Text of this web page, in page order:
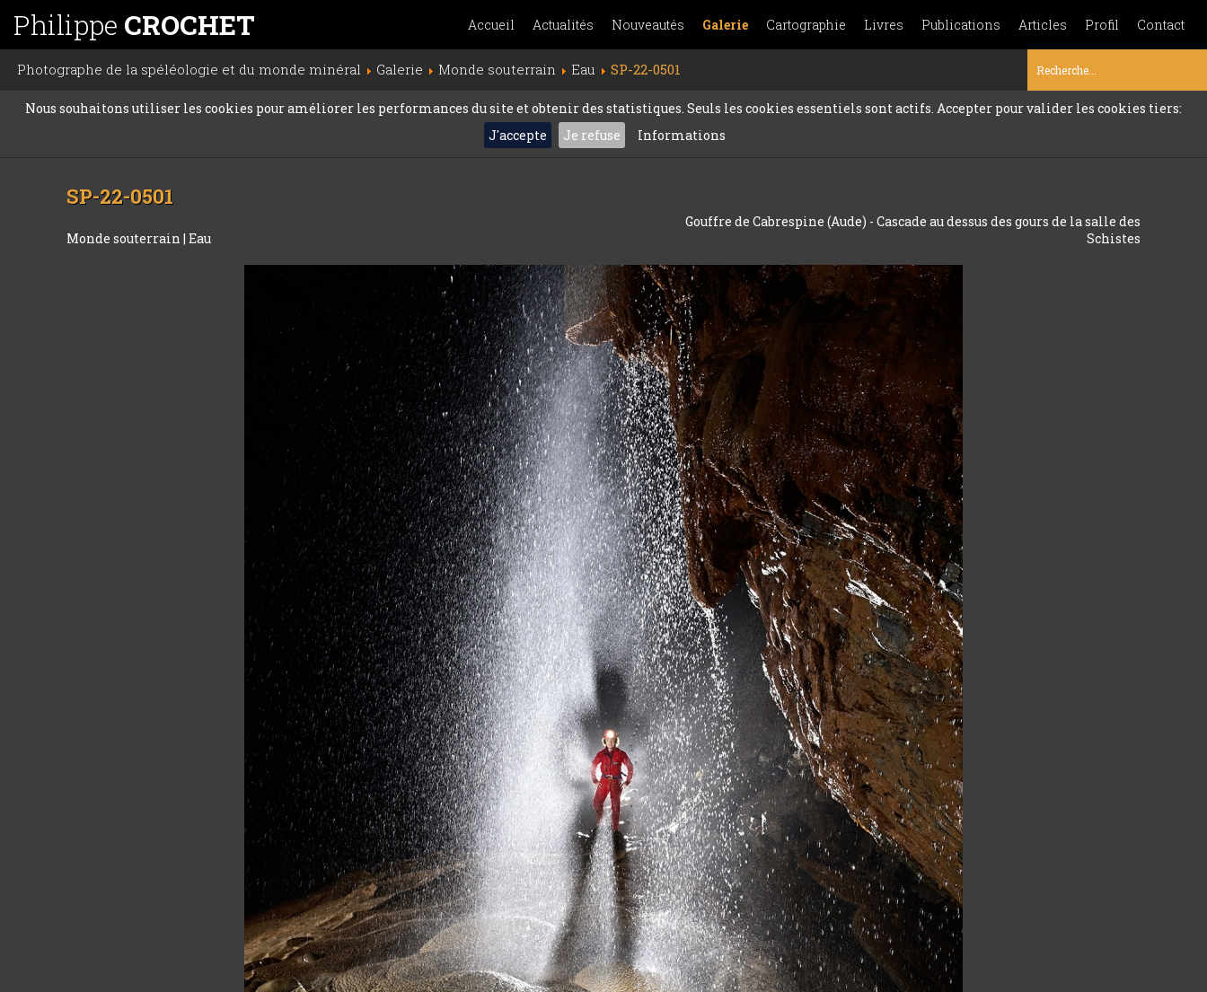
Philippe CROCHET Accueil Actualités Nouveautés Galerie Cartographie Livres Publications Articles Profil Contact
Photographe de la spéléologie et du monde minéral Galerie Monde souterrain Eau SP-22-0501
Nous souhaitons utiliser les cookies pour améliorer les performances du site et obtenir des statistiques. Seuls les cookies essentiels sont actifs. Accepter pour valider les cookies tiers:
J'accepte
Je refuse Informations
SP-22-0501
Monde souterrain|Eau
Gouffre de Cabrespine (Aude) - Cascade au dessus des gours de la salle des
Schistes